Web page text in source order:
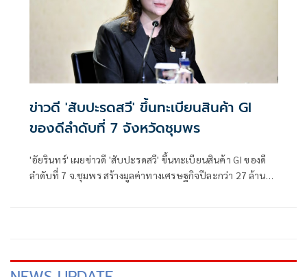
ข่าวดี 'สับปะรดสวี' ขึ้นทะเบียนสินค้า GI
ของดีลำดับที่ 7 จังหวัดชุมพร
'อัยรินทร์' เผยข่าวดี 'สับปะรดสวี' ขึ้นทะเบียนสินค้า GI ของดี
ลำดับที่ 7 จ.ชุมพร สร้างมูลค่าทางเศรษฐกิจปีละกว่า 27 ล้าน